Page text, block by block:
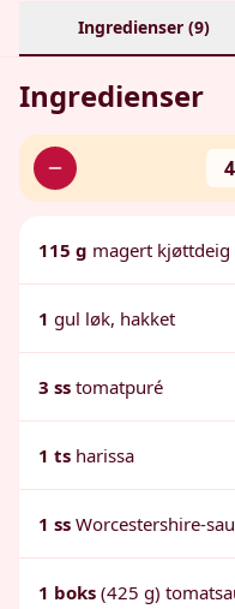
Ingredienser (9)
Ingredienser
4
115 g magert kjøttdeig
1 gul løk, hakket
3 ss tomatpuré
1 ts harissa
1 ss Worcestershire-
1 boks (425 g)